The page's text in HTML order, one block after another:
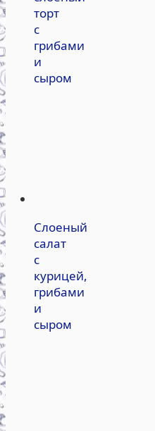
торт
с
грибами
и
сыром
Слоеный
салат
с
курицей,
грибами
и
сыром